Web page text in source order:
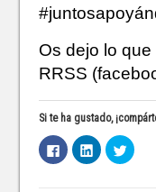
Os dejo lo
RRSS
Si te ha gustado,
H
a
H
a
H
a